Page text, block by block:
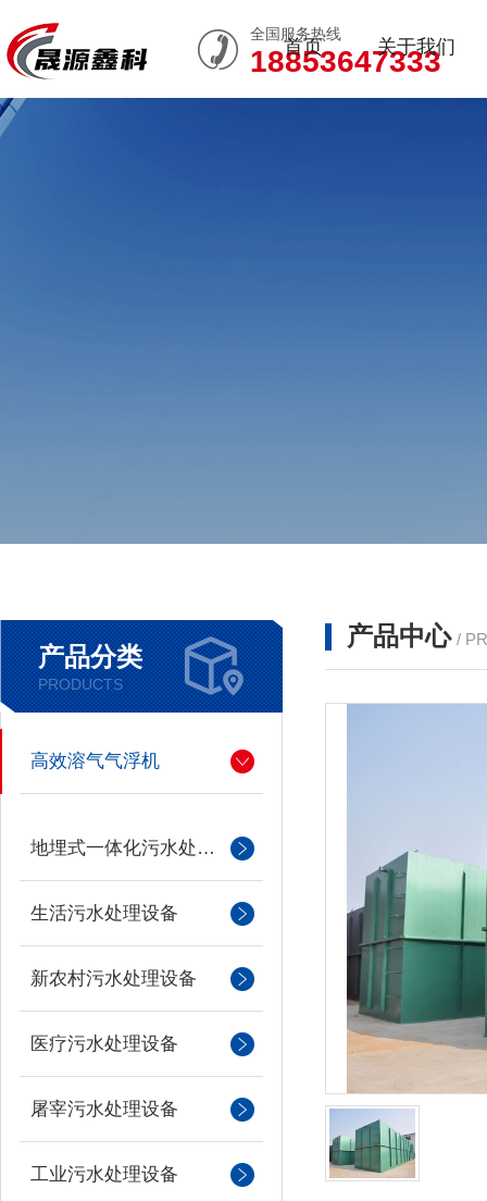
全国服务热线
18853647333
首页 关于我们
产品分类
PRODUCTS
高效溶气气浮机
地埋式一体化污水处理设备
生活污水处理设备
新农村污水处理设备
医疗污水处理设备
屠宰污水处理设备
工业污水处理设备
产品中心 /